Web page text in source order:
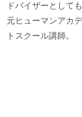
ドバイザーとしても
元ヒューマンアカ
トスクール講師。